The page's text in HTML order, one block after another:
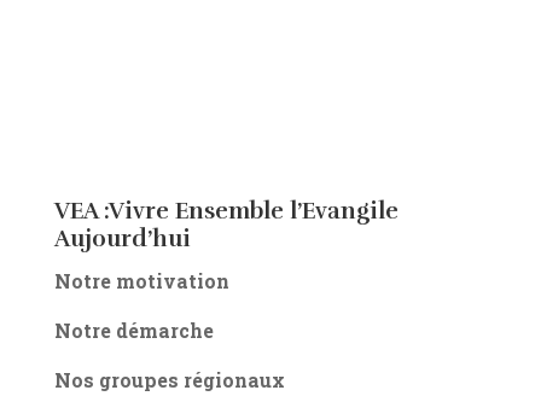
VEA :Vivre Ensemble l’Evangile
Aujourd’hui
Notre motivation
Notre démarche
Nos groupes régionaux